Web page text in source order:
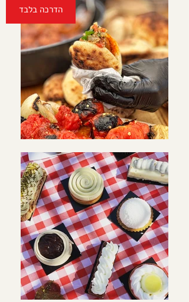
הדרכה בלבד
סוד הקסם של נתיבות |
סיור בהדרכת עינב לוי
לפרטים והרשמה